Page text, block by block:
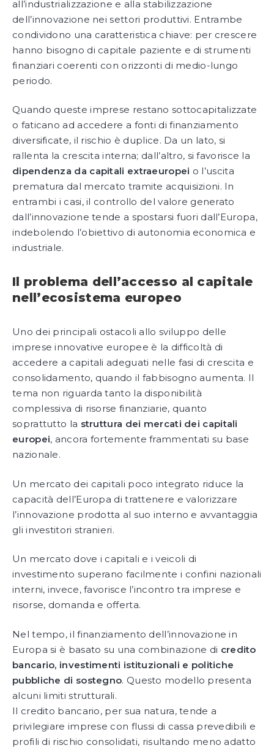
all’industrializzazione e alla stabilizzazione
dell’innovazione nei settori produttivi. Entrambe
condividono una caratteristica chiave: per crescere
hanno bisogno di capitale paziente e di strumenti
finanziari coerenti con orizzonti di medio-lungo
periodo.
Quando queste imprese restano sottocapitalizzate
o faticano ad accedere a fonti di finanziamento
diversificate, il rischio è duplice. Da un lato, si
rallenta la crescita interna; dall’altro, si favorisce la
dipendenza da capitali extraeuropei o l’uscita
prematura dal mercato tramite acquisizioni. In
entrambi i casi, il controllo del valore generato
dall’innovazione tende a spostarsi fuori dall’Europa,
indebolendo l’obiettivo di autonomia economica e
industriale.
Il problema dell’accesso al capitale
nell’ecosistema europeo
Uno dei principali ostacoli allo sviluppo delle
imprese innovative europee è la difficoltà di
accedere a capitali adeguati nelle fasi di crescita e
consolidamento, quando il fabbisogno aumenta. Il
tema non riguarda tanto la disponibilità
complessiva di risorse finanziarie, quanto
soprattutto la struttura dei mercati dei capitali
europei, ancora fortemente frammentati su base
nazionale.
Un mercato dei capitali poco integrato riduce la
capacità dell’Europa di trattenere e valorizzare
l’innovazione prodotta al suo interno e avvantaggia
gli investitori stranieri.
Un mercato dove i capitali e i veicoli di
investimento superano facilmente i confini nazionali
interni, invece, favorisce l’incontro tra imprese e
risorse, domanda e offerta.
Nel tempo, il finanziamento dell’innovazione in
Europa si è basato su una combinazione di credito
bancario, investimenti istituzionali e politiche
pubbliche di sostegno. Questo modello presenta
alcuni limiti strutturali.
Il credito bancario, per sua natura, tende a
privilegiare imprese con flussi di cassa prevedibili e
profili di rischio consolidati, risultando meno adatto